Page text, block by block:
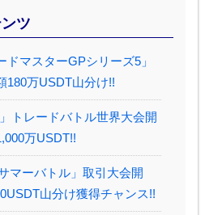
ツ
マスターGPシリーズ5」
180万USDT山分け!!
トレードバトル世界大会開
万USDT!!
マーバトル」取引大会開
山分け獲得チャンス!!